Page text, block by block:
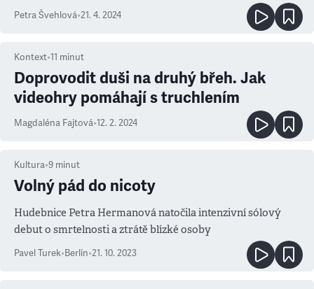
Petra Švehlová•21. 4. 2024
Kontext•11 minut
Doprovodit duši na druhý břeh. Jak
videohry pomáhají s truchlením
Magdaléna Fajtová•12. 2. 2024
Kultura•9 minut
Volný pád do nicoty
Hudebnice Petra Hermanová natočila intenzivní sólový
debut o smrtelnosti a ztrátě blízké osoby
Pavel Turek•Berlín•21. 10. 2023